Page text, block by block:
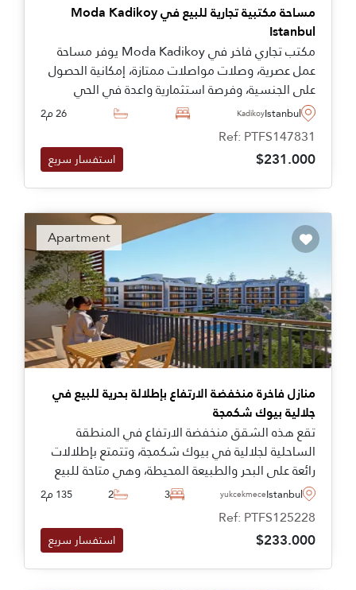
مساحة مكتبية تجارية للبيع في Moda Kadikoy
Istanbul
مكتب تجاري فاخر في Moda Kadikoy يوفر مساحة
عمل عصرية، وصلات مواصلات ممتازة، إمكانية الحصول
على الجنسية، وفرصة استثمارية واعدة في الحي
التجاري المزدهر في الجانب الآسيوي من إسطنبول.
Istanbul
Kadikoy 26 م2
Ref: PTFS147831
$231.000 استفسار سريع
Apartment
منازل فاخرة منخفضة الارتفاع بإطلالة بحرية للبيع في
جلالية بيوك شكمجة
تقع هذه الشقق منخفضة الارتفاع في المنطقة
الساحلية لجلالية في بيوك شكمجة، وتتمتع بإطلالات
رائعة على البحر والطبيعة المحيطة، وهي متاحة للبيع
اليوم بأنواع ومساحات مختلفة.
Istanbul
Buyukcekmece
3
2 135 م2
Ref: PTFS125228
$233.000 استفسار سريع